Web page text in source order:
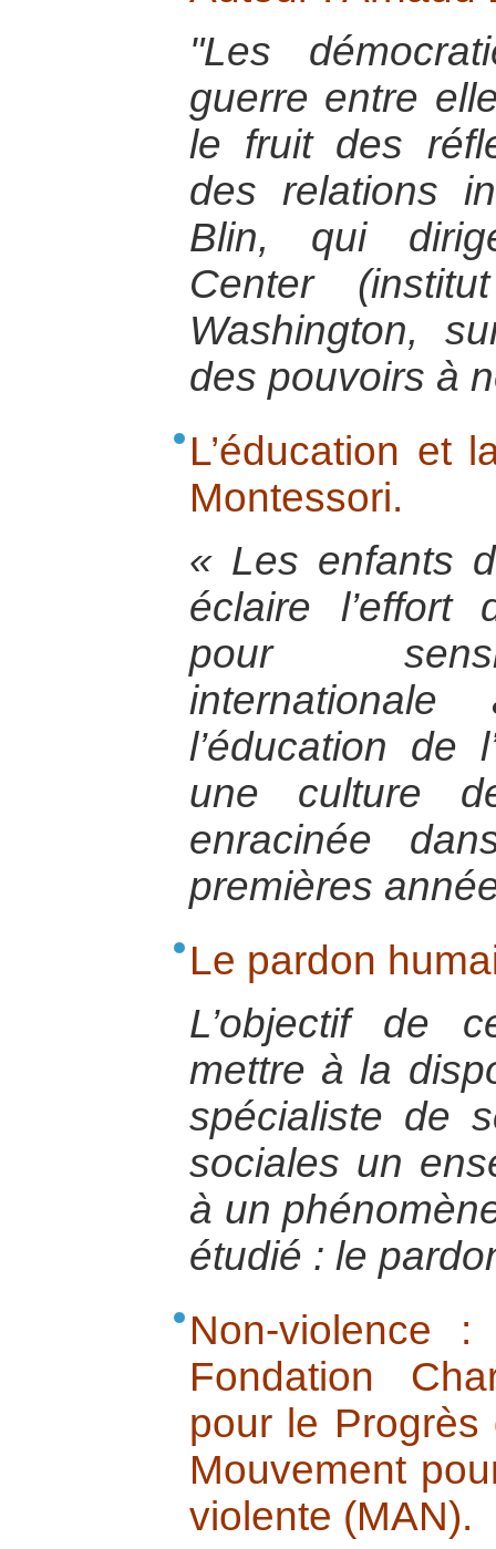
"Les
guerre entre
le fruit des
des relations
Blin, qui
Center
Washington,
des pouvoirs à
L’éducation et
Montessori.
« Les enfants
éclaire l’effort
pour
l’éducation de
une culture
enracinée
premières
Le pardon
L’objectif de
mettre à la
spécialiste de
sociales un
à un
étudié : le
Non-violence
Fondation
pour le Progrès
Mouvement
violente (MAN).